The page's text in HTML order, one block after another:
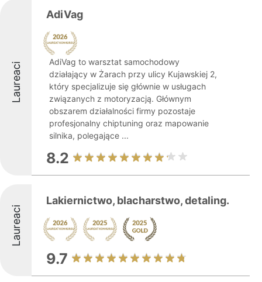
Laureaci
AdiVag
AdiVag to warsztat samochodowy
działający w Żarach przy ulicy Kujawskiej 2,
który specjalizuje się głównie w usługach
związanych z motoryzacją. Głównym
obszarem działalności firmy pozostaje
profesjonalny chiptuning oraz mapowanie
silnika, polegające ...
8.2
Laureaci
Lakiernictwo, blacharstwo, detaling.
9.7